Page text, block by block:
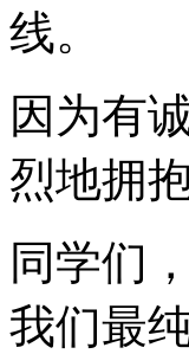
线。
因为有
烈地拥
同学们
我们最